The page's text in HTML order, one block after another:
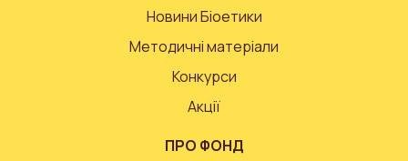
Новини Біоетики
Методичні матеріали
Конкурси
Акції
ПРО ФОНД